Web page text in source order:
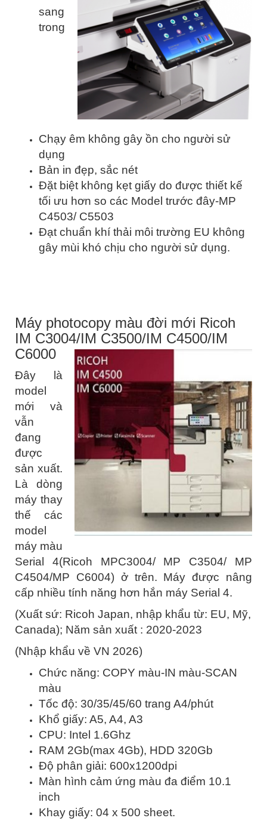
sang
trong
Chạy êm không gây ồn cho người sử
dụng
Bản in đẹp, sắc nét
Đặt biệt không kẹt giấy do được thiết kế
tối ưu hơn so các Model trước đây-MP
C4503/ C5503
Đạt chuẩn khí thải môi trường EU không
gây mùi khó chịu cho người sử dụng.
Máy photocopy màu đời mới Ricoh
IM C3004/IM C3500/IM C4500/IM
C6000
Đây là
model
mới và
vẫn
đang
được
sản xuất.
Là dòng
máy thay
thế các
model
máy màu
Serial 4(Ricoh MPC3004/ MP C3504/ MP
C4504/MP C6004) ở trên. Máy được nâng
cấp nhiều tính năng hơn hắn máy Serial 4.
(Xuất sứ: Ricoh Japan, nhập khẩu từ: EU, Mỹ,
Canada); Năm sản xuất : 2020-2023
(Nhập khẩu về VN 2026)
Chức năng: COPY màu-IN màu-SCAN
màu
Tốc độ: 30/35/45/60 trang A4/phút
Khổ giấy: A5, A4, A3
CPU: Intel 1.6Ghz
RAM 2Gb(max 4Gb), HDD 320Gb
Độ phân giải: 600x1200dpi
Màn hình cảm ứng màu đa điểm 10.1
inch
Khay giấy: 04 x 500 sheet.